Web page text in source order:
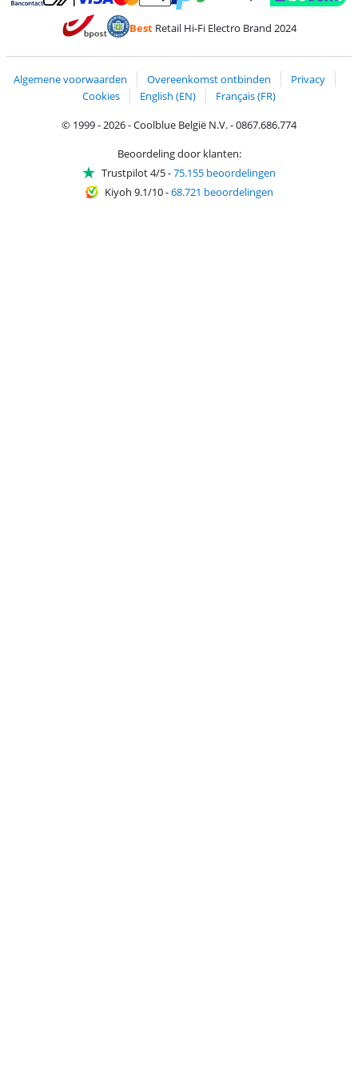
Betalen met Bancontact
Betalen met MasterCard en Visa via ClickToPay
Betalen met PayPal
BestRetail Hi-Fi Electro Brand 2024
Algemene voorwaarden Overeenkomst ontbinden
Privacy
Cookies
English (EN)
Français (FR)
© 1999 - 2026 - Coolblue België N.V. - 0867.686.774
Beoordeling door klanten:
Trustpilot 4/5-75.155 beoordelingen
Kiyoh 9.1/10-68.721 beoordelingen